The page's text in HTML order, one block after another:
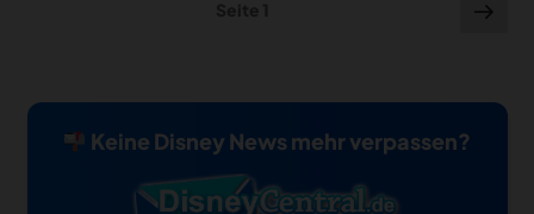
Keine Disney News mehr verpassen?